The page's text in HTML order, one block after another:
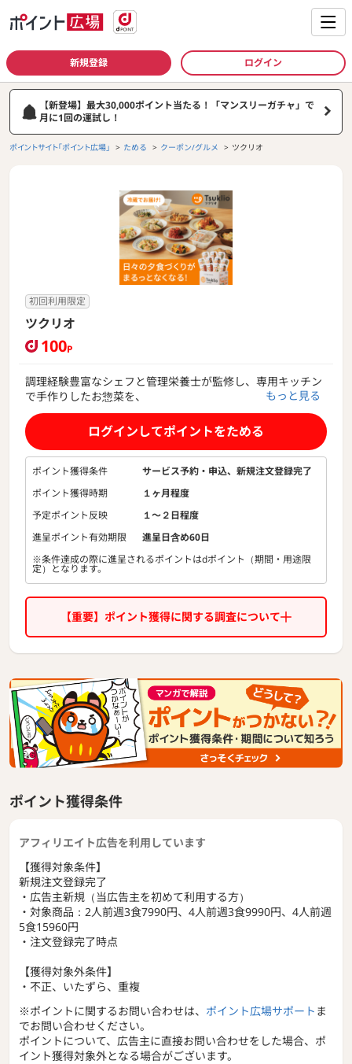
新規登録 ログイン
【新登場】最大30,000ポイント当たる！「マンスリーガチャ」で
月に1回の運試し！
ポイントサイト「ポイント広場」 ためる クーポン/グルメ ツクリオ
初回利用限定
ツクリオ
100P
調理経験豊富なシェフと管理栄養士が監修し、専用キッチン
で手作りしたお惣菜を、
毎週ご家庭にお届けする食事宅配サービスです。
冷蔵で届くから、そのまま食卓に並べて、夕食づくりが５分
で完了！
1食あたり798円〜（送料・税込み）で、安心安全・美味しい
お料理を簡単にご家族で楽しめます。
注文はLINEで簡単。LINEからいつでもお休み・変更可能。定
期縛りもありません。
もっと見る
ログインしてポイントをためる
ポイント獲得条件
サービス予約・申込、新規注文登録完了
ポイント獲得時期
１ヶ月程度
予定ポイント反映
１〜２日程度
進呈ポイント有効期限
進呈日含め60日
※条件達成の際に進呈されるポイントはdポイント（期間・用途限
定）となります。
【重要】ポイント獲得に関する調査について
ポイント獲得条件
アフィリエイト広告を利用しています
【獲得対象条件】
新規注文登録完了
・広告主新規（当広告主を初めて利用する方）
・対象商品：2人前週3食7990円、4人前週3食9990円、4人前週
5食15960円
・注文登録完了時点
【獲得対象外条件】
・不正、いたずら、重複
※ポイントに関するお問い合わせは、 ポイント広場サポート ま
でお問い合わせください。
ポイントについて、広告主に直接お問い合わせをした場合、ポ
イント獲得対象外となる場合がございます。